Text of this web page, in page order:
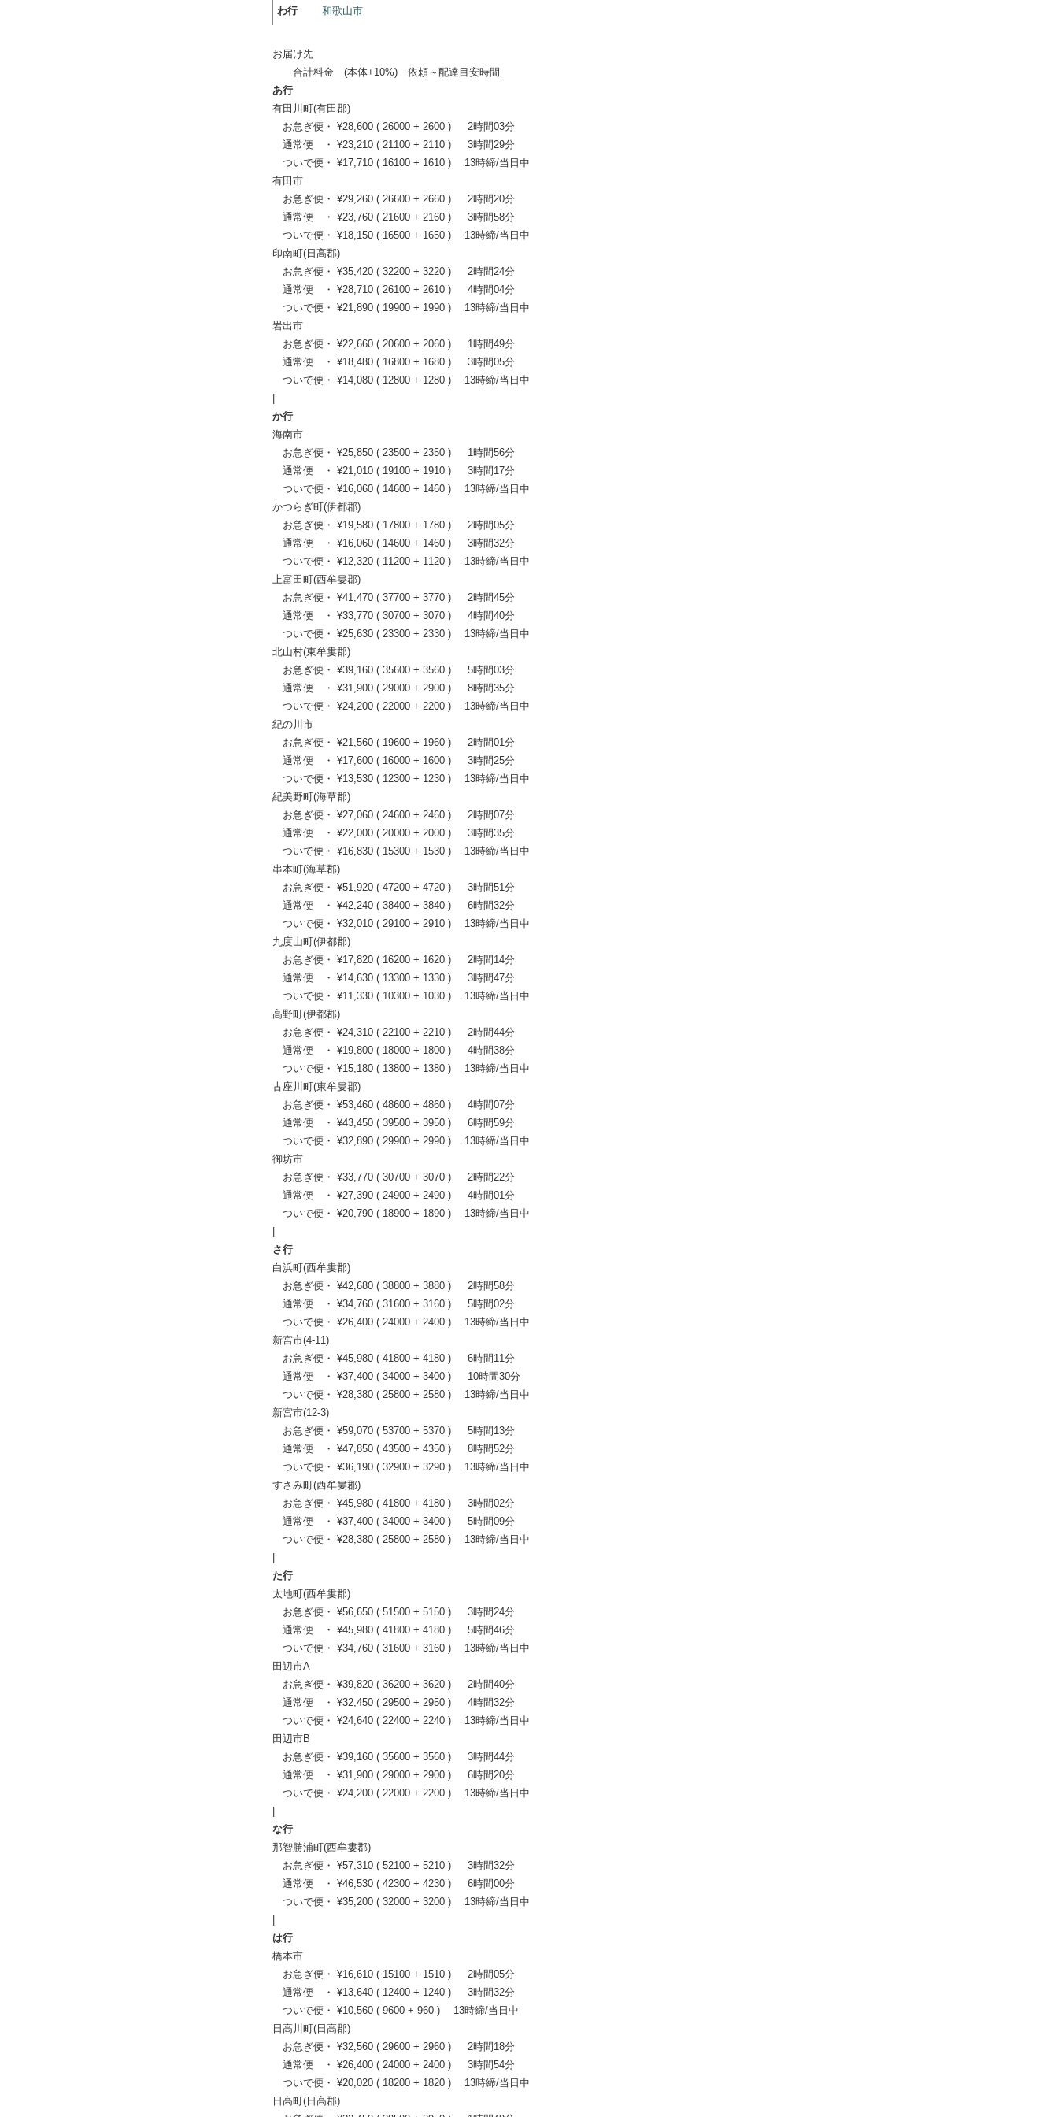
わ行 和歌山市
お届け先
合計料金 (本体+10%) 依頼～配達目安時間
あ行
有田川町(有田郡)
お急ぎ便・ ¥28,600 ( 26000 + 2600 ) 2時間03分
通常便 ・ ¥23,210 ( 21100 + 2110 ) 3時間29分
ついで便・ ¥17,710 ( 16100 + 1610 ) 13時締/当日中
有田市
お急ぎ便・ ¥29,260 ( 26600 + 2660 ) 2時間20分
通常便 ・ ¥23,760 ( 21600 + 2160 ) 3時間58分
ついで便・ ¥18,150 ( 16500 + 1650 ) 13時締/当日中
印南町(日高郡)
お急ぎ便・ ¥35,420 ( 32200 + 3220 ) 2時間24分
通常便 ・ ¥28,710 ( 26100 + 2610 ) 4時間04分
ついで便・ ¥21,890 ( 19900 + 1990 ) 13時締/当日中
岩出市
お急ぎ便・ ¥22,660 ( 20600 + 2060 ) 1時間49分
通常便 ・ ¥18,480 ( 16800 + 1680 ) 3時間05分
ついで便・ ¥14,080 ( 12800 + 1280 ) 13時締/当日中
か行
海南市
お急ぎ便・ ¥25,850 ( 23500 + 2350 ) 1時間56分
通常便 ・ ¥21,010 ( 19100 + 1910 ) 3時間17分
ついで便・ ¥16,060 ( 14600 + 1460 ) 13時締/当日中
かつらぎ町(伊都郡)
お急ぎ便・ ¥19,580 ( 17800 + 1780 ) 2時間05分
通常便 ・ ¥16,060 ( 14600 + 1460 ) 3時間32分
ついで便・ ¥12,320 ( 11200 + 1120 ) 13時締/当日中
上富田町(西牟婁郡)
お急ぎ便・ ¥41,470 ( 37700 + 3770 ) 2時間45分
通常便 ・ ¥33,770 ( 30700 + 3070 ) 4時間40分
ついで便・ ¥25,630 ( 23300 + 2330 ) 13時締/当日中
北山村(東牟婁郡)
お急ぎ便・ ¥39,160 ( 35600 + 3560 ) 5時間03分
通常便 ・ ¥31,900 ( 29000 + 2900 ) 8時間35分
ついで便・ ¥24,200 ( 22000 + 2200 ) 13時締/当日中
紀の川市
お急ぎ便・ ¥21,560 ( 19600 + 1960 ) 2時間01分
通常便 ・ ¥17,600 ( 16000 + 1600 ) 3時間25分
ついで便・ ¥13,530 ( 12300 + 1230 ) 13時締/当日中
紀美野町(海草郡)
お急ぎ便・ ¥27,060 ( 24600 + 2460 ) 2時間07分
通常便 ・ ¥22,000 ( 20000 + 2000 ) 3時間35分
ついで便・ ¥16,830 ( 15300 + 1530 ) 13時締/当日中
串本町(海草郡)
お急ぎ便・ ¥51,920 ( 47200 + 4720 ) 3時間51分
通常便 ・ ¥42,240 ( 38400 + 3840 ) 6時間32分
ついで便・ ¥32,010 ( 29100 + 2910 ) 13時締/当日中
九度山町(伊都郡)
お急ぎ便・ ¥17,820 ( 16200 + 1620 ) 2時間14分
通常便 ・ ¥14,630 ( 13300 + 1330 ) 3時間47分
ついで便・ ¥11,330 ( 10300 + 1030 ) 13時締/当日中
高野町(伊都郡)
お急ぎ便・ ¥24,310 ( 22100 + 2210 ) 2時間44分
通常便 ・ ¥19,800 ( 18000 + 1800 ) 4時間38分
ついで便・ ¥15,180 ( 13800 + 1380 ) 13時締/当日中
古座川町(東牟婁郡)
お急ぎ便・ ¥53,460 ( 48600 + 4860 ) 4時間07分
通常便 ・ ¥43,450 ( 39500 + 3950 ) 6時間59分
ついで便・ ¥32,890 ( 29900 + 2990 ) 13時締/当日中
御坊市
お急ぎ便・ ¥33,770 ( 30700 + 3070 ) 2時間22分
通常便 ・ ¥27,390 ( 24900 + 2490 ) 4時間01分
ついで便・ ¥20,790 ( 18900 + 1890 ) 13時締/当日中
さ行
白浜町(西牟婁郡)
お急ぎ便・ ¥42,680 ( 38800 + 3880 ) 2時間58分
通常便 ・ ¥34,760 ( 31600 + 3160 ) 5時間02分
ついで便・ ¥26,400 ( 24000 + 2400 ) 13時締/当日中
新宮市(4-11)
お急ぎ便・ ¥45,980 ( 41800 + 4180 ) 6時間11分
通常便 ・ ¥37,400 ( 34000 + 3400 ) 10時間30分
ついで便・ ¥28,380 ( 25800 + 2580 ) 13時締/当日中
新宮市(12-3)
お急ぎ便・ ¥59,070 ( 53700 + 5370 ) 5時間13分
通常便 ・ ¥47,850 ( 43500 + 4350 ) 8時間52分
ついで便・ ¥36,190 ( 32900 + 3290 ) 13時締/当日中
すさみ町(西牟婁郡)
お急ぎ便・ ¥45,980 ( 41800 + 4180 ) 3時間02分
通常便 ・ ¥37,400 ( 34000 + 3400 ) 5時間09分
ついで便・ ¥28,380 ( 25800 + 2580 ) 13時締/当日中
た行
太地町(西牟婁郡)
お急ぎ便・ ¥56,650 ( 51500 + 5150 ) 3時間24分
通常便 ・ ¥45,980 ( 41800 + 4180 ) 5時間46分
ついで便・ ¥34,760 ( 31600 + 3160 ) 13時締/当日中
田辺市A
お急ぎ便・ ¥39,820 ( 36200 + 3620 ) 2時間40分
通常便 ・ ¥32,450 ( 29500 + 2950 ) 4時間32分
ついで便・ ¥24,640 ( 22400 + 2240 ) 13時締/当日中
田辺市B
お急ぎ便・ ¥39,160 ( 35600 + 3560 ) 3時間44分
通常便 ・ ¥31,900 ( 29000 + 2900 ) 6時間20分
ついで便・ ¥24,200 ( 22000 + 2200 ) 13時締/当日中
な行
那智勝浦町(西牟婁郡)
お急ぎ便・ ¥57,310 ( 52100 + 5210 ) 3時間32分
通常便 ・ ¥46,530 ( 42300 + 4230 ) 6時間00分
ついで便・ ¥35,200 ( 32000 + 3200 ) 13時締/当日中
は行
橋本市
お急ぎ便・ ¥16,610 ( 15100 + 1510 ) 2時間05分
通常便 ・ ¥13,640 ( 12400 + 1240 ) 3時間32分
ついで便・ ¥10,560 ( 9600 + 960 ) 13時締/当日中
日高川町(日高郡)
お急ぎ便・ ¥32,560 ( 29600 + 2960 ) 2時間18分
通常便 ・ ¥26,400 ( 24000 + 2400 ) 3時間54分
ついで便・ ¥20,020 ( 18200 + 1820 ) 13時締/当日中
日高町(日高郡)